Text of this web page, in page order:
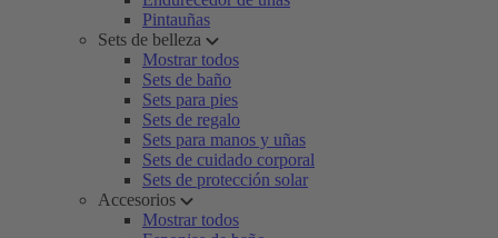
Pintauñas
Sets de belleza
Mostrar todos
Sets de baño
Sets para pies
Sets de regalo
Sets para manos y uñas
Sets de cuidado corporal
Sets de protección solar
Accesorios
Mostrar todos